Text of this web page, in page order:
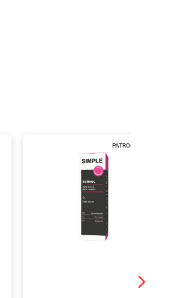
PATROCINADO